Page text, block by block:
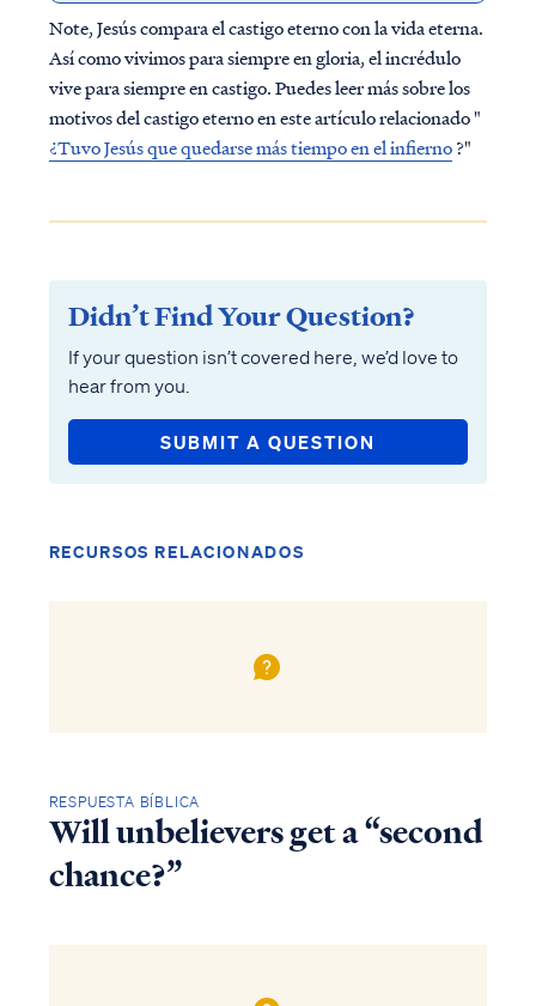
Note, Jesús compara el castigo eterno con la vida eterna.
Así como vivimos para siempre en gloria, el incrédulo
vive para siempre en castigo. Puedes leer más sobre los
motivos del castigo eterno en este artículo relacionado "
¿Tuvo Jesús que quedarse más tiempo en el infierno?"
Didn’t Find Your Question?
If your question isn’t covered here, we’d love to
hear from you.
SUBMIT A QUESTION
RECURSOS RELACIONADOS
RESPUESTA BÍBLICA
Will unbelievers get a “second
chance?”